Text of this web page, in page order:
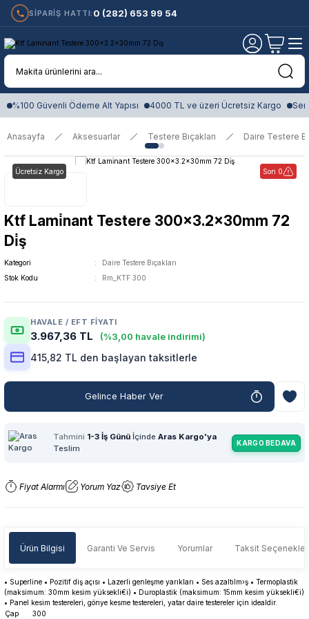
SİPARİŞ HATTI: 0 (282) 653 99 54
%100 Güvenli Ödeme Alt Yapısı 4000 TL ve üzeri Ücretsiz Kargo
Anasayfa Aksesuarlar Testere Bıçakları Daire Testere
Ücretsiz Kargo Son 0
Ktf Lami̇nant Testere 300x3.2x30mm 72
Di̇ş
Kategori
Daire Testere Bıçakları
Stok Kodu
Rm_KTF 300
HAVALE / EFT FIYATI
3.967,36 TL (%3,00 havale indirimi)
415,82 TL den başlayan taksitlerle
Gelince Haber Ver
Tahmini 1-3 İş Günü İçinde Aras Kargo'ya
Teslim
KARGO BEDAVA
Fiyat Alarmı Yorum Yaz Tavsiye Et
Ürün Bilgisi Garanti Ve Servis Yorumlar Taksit
• Superline • Pozitif diş açısı • Lazerli genleşme yarıkları • Ses azaltılm›ş • Termoplastik
(maksimum: 30mm kesim yüksekli€i) • Duroplastik (maksimum: 15mm kesim yüksekli€i)
• Panel kesim testereleri, gönye kesme testereleri, yatar daire testereler için idealdir.
Çap
300